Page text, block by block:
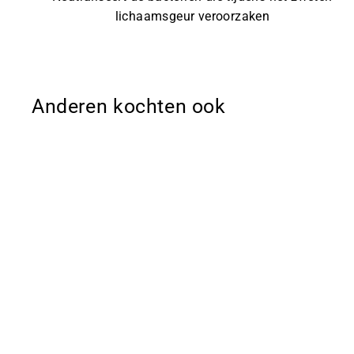
lichaamsgeur veroorzaken
Anderen kochten ook